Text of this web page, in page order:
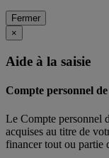
Fermer
×
Aide à la saisie
Compte personnel
Le Compte personnel
acquises au titre de
financer tout ou partie